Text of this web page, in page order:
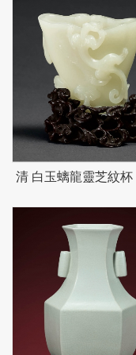
清 白玉螭龍靈芝紋杯